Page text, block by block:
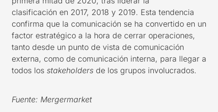
clasificación en 2017, 2018 y 2019. Esta tendencia
confirma que la comunicación se ha convertido en un
factor estratégico a la hora de cerrar operaciones,
tanto desde un punto de vista de comunicación
externa, como de comunicación interna, para llegar a
todos los stakeholders de los grupos involucrados.
Fuente: Mergermarket